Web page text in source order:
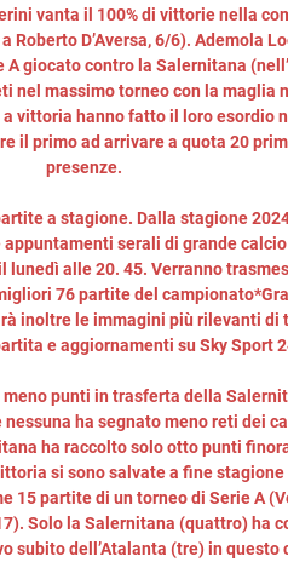
vanta il 100% di vittorie nella
Roberto D’Aversa, 6/6). Ademola
A giocato contro la Salernitana
nel massimo torneo con la maglia
a vittoria hanno fatto il loro esordio
il primo ad arrivare a quota 20
presenze.
a stagione. Dalla stagione
appuntamenti serali di grande
lunedì alle 20. 45. Verranno
76 partite del
inoltre le immagini più rilevanti di
e aggiornamenti su Sky Sport
meno punti in trasferta della
ha segnato meno reti dei
ha raccolto solo otto punti
si sono salvate a fine
15 partite di un torneo di Serie A
Solo la Salernitana (quattro) ha
subito dell’Atalanta (tre) in questo